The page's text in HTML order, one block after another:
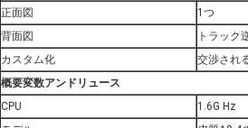
正面図
1つ
背面図
トラック
カスタム化
交渉され
概要変数アンドリュース
CPU
1.6G Hz